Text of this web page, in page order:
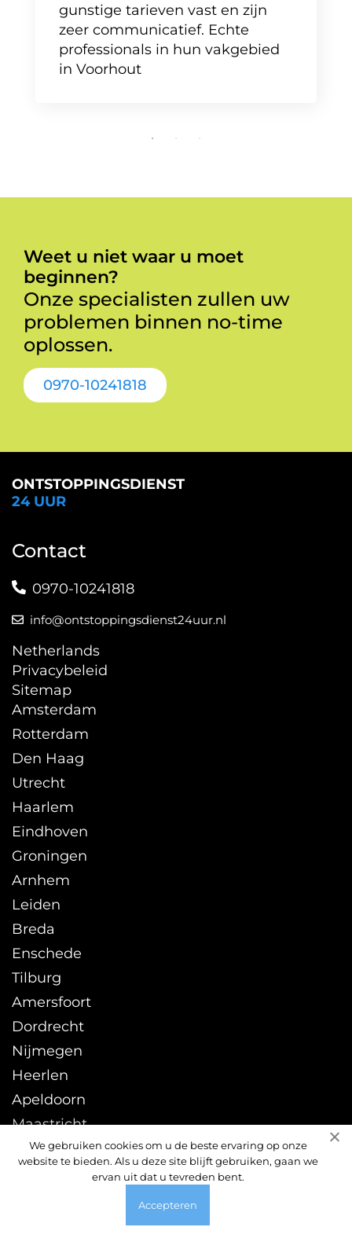
gunstige tarieven vast en zijn
zeer communicatief. Echte
professionals in hun vakgebied
in Voorhout
We gebruiken cookies om u de beste ervaring op onze
website te bieden. Als u deze site blijft gebruiken, gaan we
ervan uit dat u tevreden bent.
Accepteren
Weet u niet waar u moet
beginnen?
Onze specialisten zullen uw
problemen binnen no-time
oplossen.
0970-10241818
ONTSTOPPINGSDIENST
24 UUR
Contact
0970-10241818
info@ontstoppingsdienst24uur.nl
Netherlands
Privacybeleid
Sitemap
Amsterdam
Rotterdam
Den Haag
Utrecht
Haarlem
Eindhoven
Groningen
Arnhem
Leiden
Breda
Enschede
Tilburg
Amersfoort
Dordrecht
Nijmegen
Heerlen
Apeldoorn
Maastricht
Zwolle
Leeuwarden